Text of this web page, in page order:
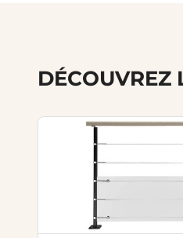
DÉCOUVREZ